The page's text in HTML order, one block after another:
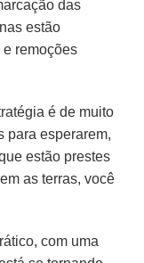
das
estão
remoções
é de muito
para esperarem,
estão prestes
as terras, você
com uma